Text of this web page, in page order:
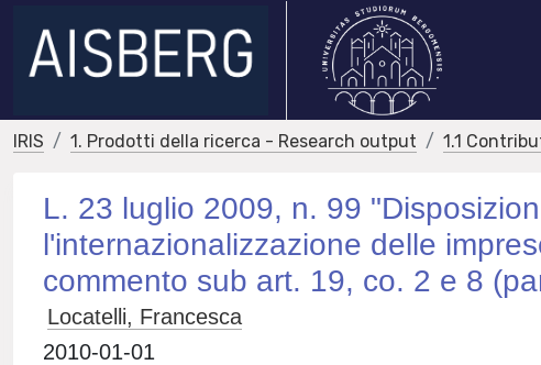
IRIS 1. Prodotti della ricerca - Research output 1.1
L. 23 luglio 2009, n. 99
l'internazionalizzazione delle
commento sub art. 19, co. 2 e 8
Locatelli, Francesca
2010-01-01